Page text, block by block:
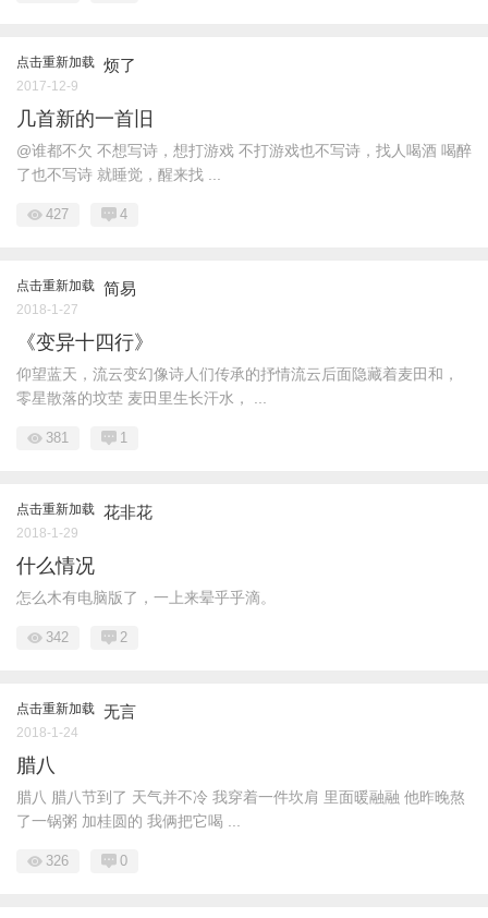
点击重新加载 烦了
2017-12-9
几首新的一首旧
@谁都不欠 不想写诗，想打游戏 不打游戏也不写诗，找人喝酒 喝醉
了也不写诗 就睡觉，醒来找 ...
427 4
点击重新加载 简易
2018-1-27
《变异十四行》
仰望蓝天，流云变幻像诗人们传承的抒情流云后面隐藏着麦田和，
零星散落的坟茔 麦田里生长汗水， ...
381 1
点击重新加载 花非花
2018-1-29
什么情况
怎么木有电脑版了，一上来晕乎乎滴。
342 2
点击重新加载 无言
2018-1-24
腊八
腊八 腊八节到了 天气并不冷 我穿着一件坎肩 里面暖融融 他昨晚熬
了一锅粥 加桂圆的 我俩把它喝 ...
326 0